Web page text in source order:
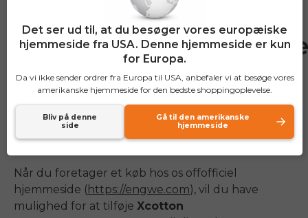
Xcotton
forsendelsesbeskyttelse
Shipping Protection for at levere
forsendelsesbeskyttelsestjenester.
Når du foretager et køb hos os offofficiel
hjemmeside (https://engwe.com), vil du have
mulighed for at tilføje Xcotton
Det ser ud til, at du besøger vores europæiske
hjemmeside fra USA. Denne hjemmeside er kun
for Europa.
Da vi ikke sender ordrer fra Europa til USA, anbefaler vi at besøge vores
amerikanske hjemmeside for den bedste shoppingoplevelse.
Bliv på denne
side
Gå til den amerikanske
hjemmeside